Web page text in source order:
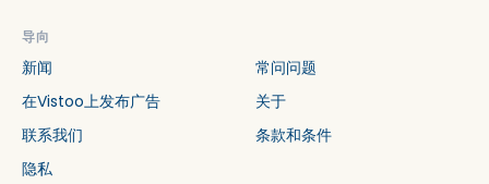
导向
新闻
常问问题
在Vistoo上发布广告
关于
联系我们
条款和条件
隐私